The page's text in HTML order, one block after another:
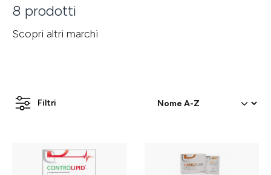
8 prodotti
Scopri altri marchi
Filtri